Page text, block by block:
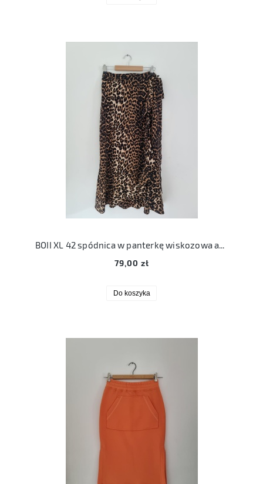
79,00 zł
Do koszyka